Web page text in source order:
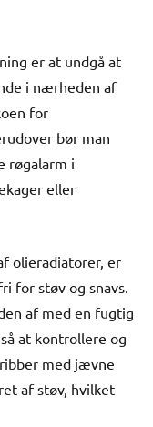
er at undgå at
i nærheden af
for
bør man
røgalarm i
eller
olieradiatorer, er
for støv og snavs.
af med en fugtig
at kontrollere og
med jævne
af støv, hvilket